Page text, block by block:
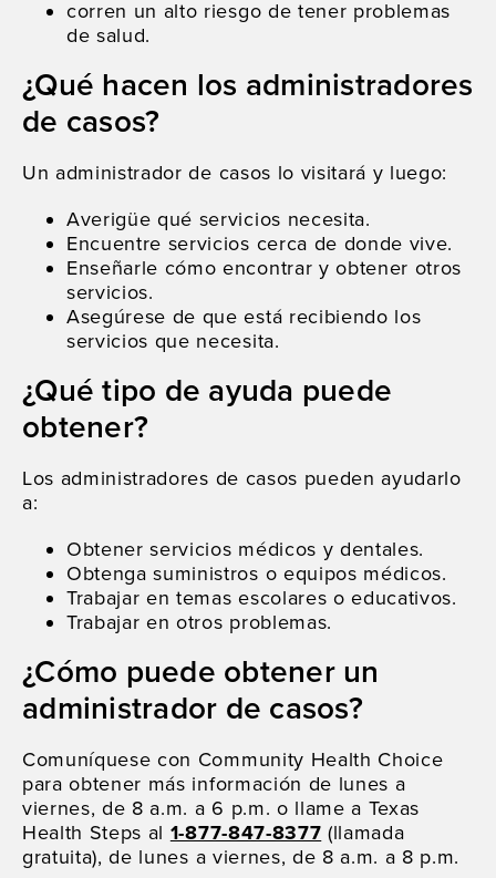
corren un alto riesgo de tener problemas
de salud.
¿Qué hacen los administradores
de casos?
Un administrador de casos lo visitará y luego:
Averigüe qué servicios necesita.
Encuentre servicios cerca de donde vive.
Enseñarle cómo encontrar y obtener otros
servicios.
Asegúrese de que está recibiendo los
servicios que necesita.
¿Qué tipo de ayuda puede
obtener?
Los administradores de casos pueden ayudarlo
a:
Obtener servicios médicos y dentales.
Obtenga suministros o equipos médicos.
Trabajar en temas escolares o educativos.
Trabajar en otros problemas.
¿Cómo puede obtener un
administrador de casos?
Comuníquese con Community Health Choice
para obtener más información de lunes a
viernes, de 8 a.m. a 6 p.m. o llame a Texas
Health Steps al 1-877-847-8377 (llamada
gratuita), de lunes a viernes, de 8 a.m. a 8 p.m.